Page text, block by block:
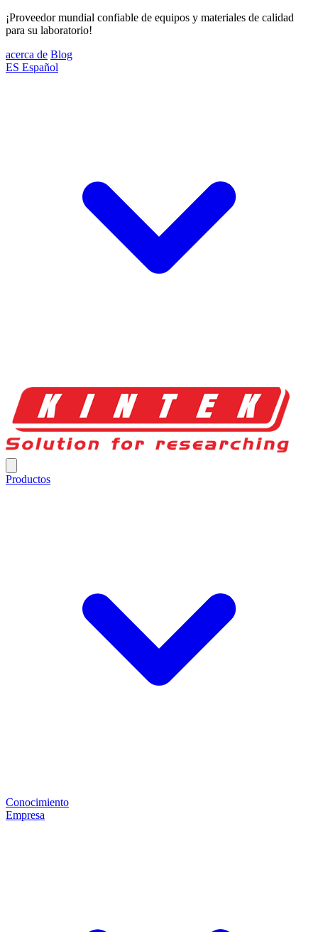
¡Proveedor mundial confiable de equipos y materiales de calidad
para su laboratorio!
acerca de Blog
ES Español
Productos
Conocimiento
Empresa